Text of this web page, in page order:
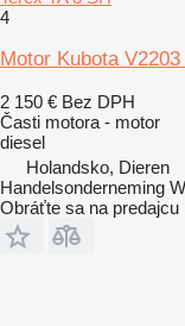
4
Motor Kubota
2 150 € Bez DPH
Časti motora - motor
diesel
Holandsko, Dieren
Handelsonderneming
Obráťte sa na predajcu